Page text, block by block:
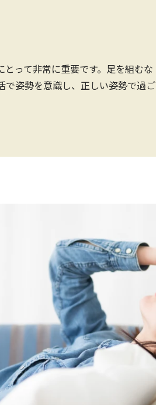
って非常に重要です。足を組むな
で姿勢を意識し、正しい姿勢で過ご